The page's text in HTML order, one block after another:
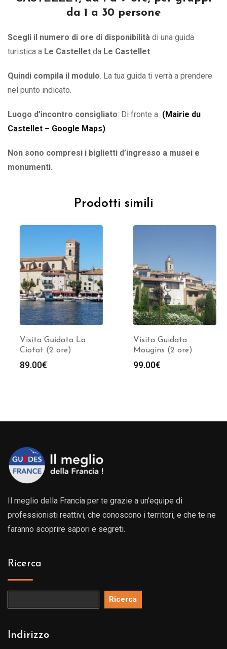
da 1 a 30 persone
Scegli il numero di ore di disponibilità di una guida
turistica a Le Castellet da Le Castellet
Quindi compila il modulo. La tua guida ti verrà a prendere
nel punto indicato.
Luogo d’incontro consigliato: Di fronte a (Mairie du
Castellet – Google Maps)
Non sono compresi i biglietti d’ingresso a musei e
monumenti.
Prodotti simili
Visita Guidata La
Ciotat (2 ore)
89.00€
Visita Guidata
Mougins (2 ore)
99.00€
Il meglio della Francia per te grazie a un’equipe di
professionisti reattivi, che conoscono i territori, e che te ne
faranno scoprire sapori e segreti.
Ricerca
Ricerca
Indirizzo